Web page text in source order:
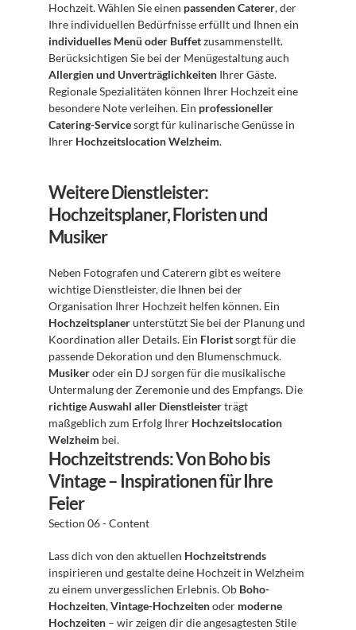
Hochzeit. Wählen Sie einen passenden Caterer, der
individuelles Menü oder Buffet zusammenstellt.
Allergien und Unverträglichkeiten Ihrer Gäste.
Regionale Spezialitäten können Ihrer Hochzeit eine
besondere Note verleihen. Ein professioneller
Catering-Service sorgt für kulinarische Genüsse in
Ihrer Hochzeitslocation Welzheim.
Weitere Dienstleister:
Hochzeitsplaner, Floristen und
Musiker
Neben Fotografen und Caterern gibt es weitere
wichtige Dienstleister, die Ihnen bei der
Hochzeitsplaner unterstützt Sie bei der Planung und
Koordination aller Details. Ein Florist sorgt für die
Musiker oder ein DJ sorgen für die musikalische
richtige Auswahl aller Dienstleister trägt
maßgeblich zum Erfolg Ihrer Hochzeitslocation
Welzheim bei.
Hochzeitstrends: Von Boho bis
Vintage – Inspirationen für Ihre
Feier
Section 06 - Content
Lass dich von den aktuellen Hochzeitstrends
inspirieren und gestalte deine Hochzeit in Welzheim
zu einem unvergesslichen Erlebnis. Ob Boho-
Hochzeiten, Vintage-Hochzeiten oder moderne
Hochzeiten – wir zeigen dir die angesagtesten Stile